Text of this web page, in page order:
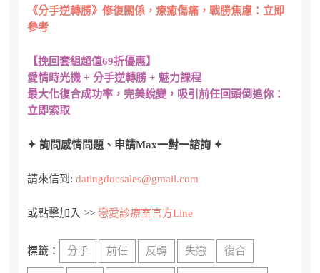
《分手逆轉勝》修復關係，療癒傷痛，戰勝焦慮：立即
參考
【挽回套組超值69折優惠】
愛情時光機 + 分手逆轉勝 + 魅力課程
最大化復合成功率，完美蛻變，吸引前任回頭倒追你：
立即索取
✦ 詢問感情問題、申請Max一對一諮詢 ✦
請來信到:datingdocsales@gmail.com
或點擊加入 >>戀愛診療室官方Line
標籤： 分手 前任 反轉 失戀 復合